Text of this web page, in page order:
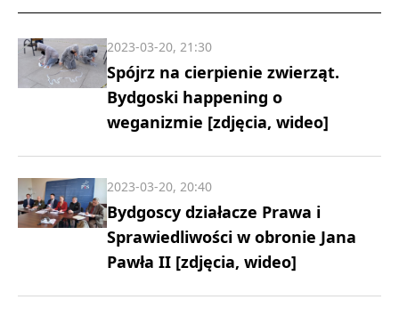
Spójrz na cierpienie zwierząt.
Bydgoski happening o
weganizmie [zdjęcia, wideo]
2023-03-20, 21:30
Bydgoscy działacze Prawa i
Sprawiedliwości w obronie Jana
Pawła II [zdjęcia, wideo]
2023-03-20, 20:40